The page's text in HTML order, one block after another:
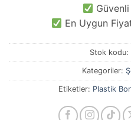
En Uygun
Stok kodu:
Kategoriler:
Etiketler: Plastik